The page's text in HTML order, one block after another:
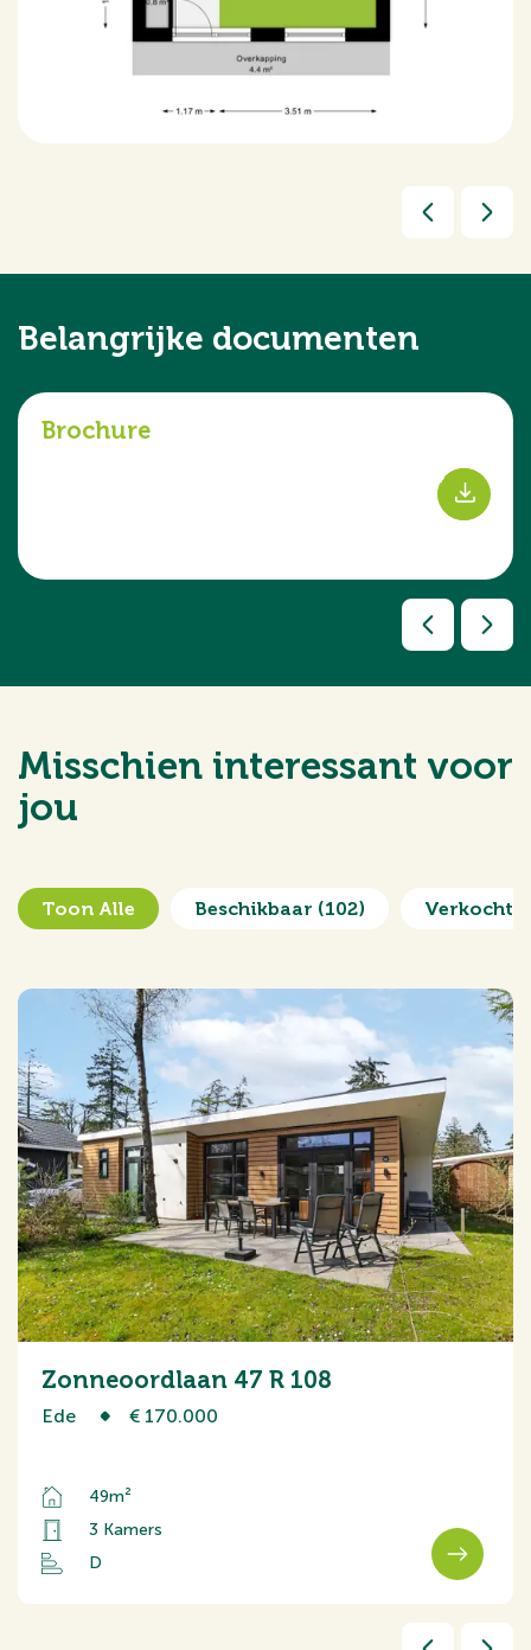
Belangrijke documenten
Brochure
s
Misschien interessant voor
jou
Toon Alle Beschikbaar (102) Verkocht
Zonneoordlaan 47 R 108
Ede € 170.000
49m²
3 Kamers
D